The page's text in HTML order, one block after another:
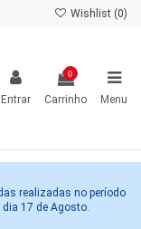
Wishlist (0)
Entrar
0
Carrinho Menu
realizadas no período
17 de Agosto.